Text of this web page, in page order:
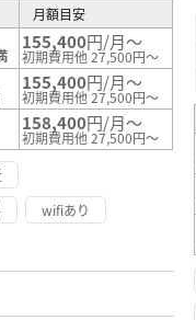
月額目安
155,400円/月～
初期費用他 27,500円～
155,400円/月～
初期費用他 27,500円～
158,400円/月～
初期費用他 27,500円～
wifiあり